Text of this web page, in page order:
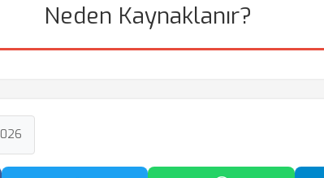
Neden Kaynaklanır?